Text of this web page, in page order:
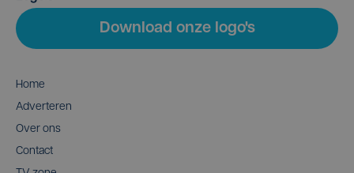
Download onze logo's
Home
Adverteren
Over ons
Contact